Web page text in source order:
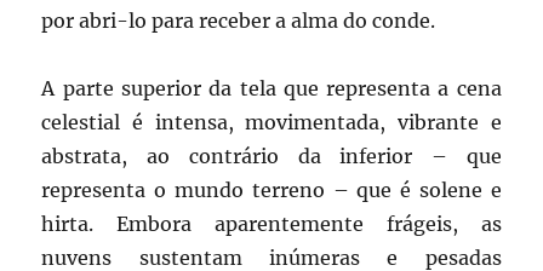
por abri-lo para receber a alma do conde.
A parte superior da tela que representa a cena
celestial é intensa, movimentada, vibrante e
abstrata, ao contrário da inferior – que
representa o mundo terreno – que é solene e
hirta. Embora aparentemente frágeis, as
nuvens sustentam inúmeras e pesadas